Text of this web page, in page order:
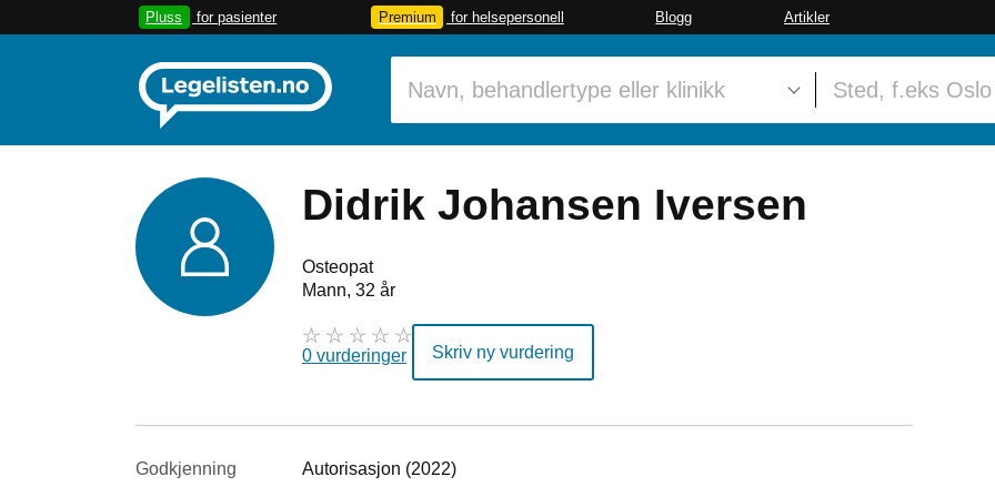
Pluss for pasienter Premium for helsepersonell Blogg Artikler
Didrik Johansen Iversen
Osteopat
Mann, 32 år
0 vurderinger Skriv ny vurdering
Godkjenning Autorisasjon (2022)